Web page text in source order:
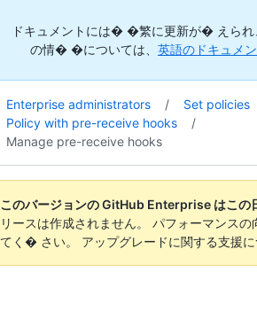
ドキュメントには� �繁に更新が� えられ
の情� �については、 英語のドキュメ
Enterprise administrators / Set policies
Policy with pre-receive hooks
/
Manage pre-receive hooks
このバージョンの GitHub Enterprise はこの
リースは作成されません。 パフォーマンス
てく� さい。 アップグレードに関する支援に